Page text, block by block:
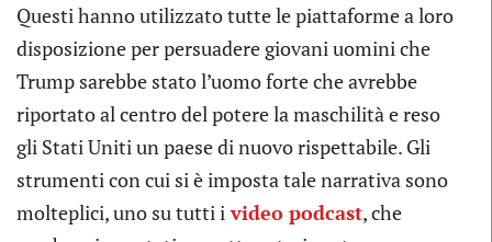
Questi hanno utilizzato tutte le piattaforme a loro
disposizione per persuadere giovani uomini che
Trump sarebbe stato l’uomo forte che avrebbe
riportato al centro del potere la maschilità e reso
gli Stati Uniti un paese di nuovo rispettabile. Gli
strumenti con cui si è imposta tale narrativa sono
molteplici, uno su tutti ivideo podcast, che